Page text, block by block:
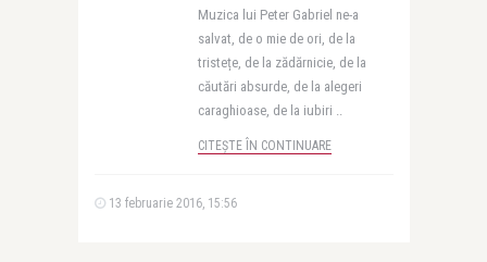
Muzica lui Peter Gabriel ne-a
salvat, de o mie de ori, de la
tristețe, de la zădărnicie, de la
căutări absurde, de la alegeri
caraghioase, de la iubiri ..
CITEȘTE ÎN CONTINUARE
13 februarie 2016, 15:56